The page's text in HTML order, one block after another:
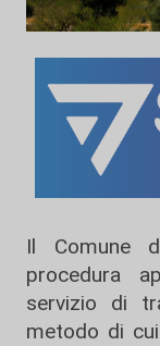
Il Comune
procedura
servizio di
metodo di